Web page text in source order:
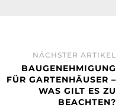
NÄCHSTER ARTIKEL
BAUGENEHMIGUNG
FÜR GARTENHÄUSER –
WAS GILT ES ZU
BEACHTEN?